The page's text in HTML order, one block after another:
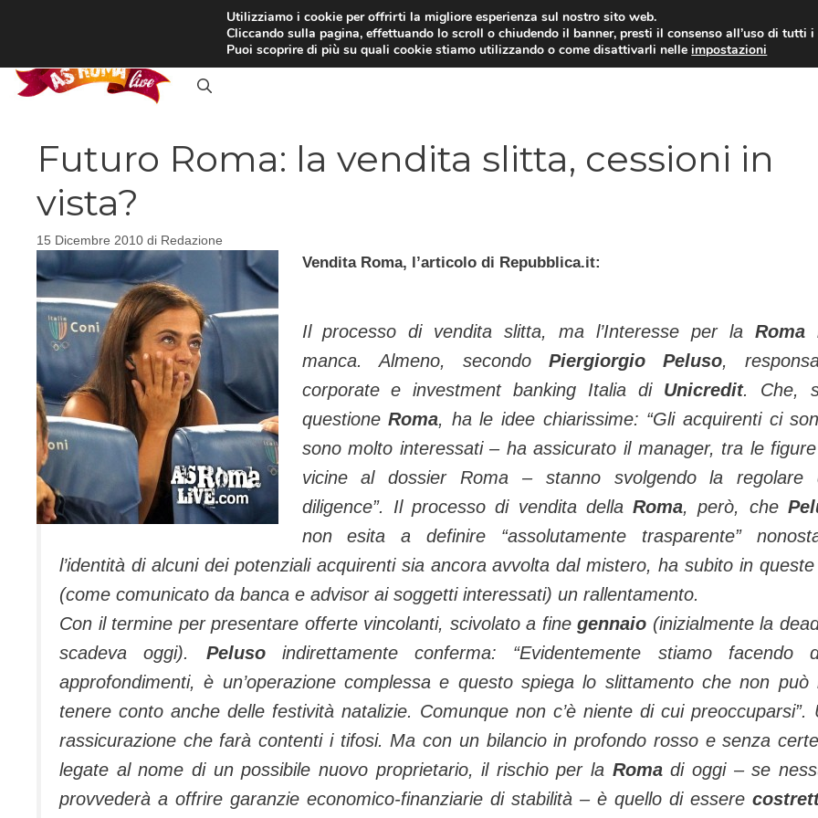
RASSEGNA STAMPA INTERVISTE CALCIOMERCATO CAMPIONATO
Futuro Roma: la vendita slitta, cessioni in
vista?
15 Dicembre 2010 di Redazione
Vendita Roma, l’articolo di Repubblica.it:
Il processo di vendita slitta, ma l’Interesse per laRoma
manca. Almeno, secondo Piergiorgio Peluso,
corporate e investment banking Italia di Unicredit. Che,
questioneRoma, ha le idee chiarissime: “Gli acquirenti ci
sono molto interessati – ha assicurato il manager, tra le
vicine al dossier Roma – stanno svolgendo la regolare
diligence”. Il processo di vendita dellaRoma, però, che
non esita a definire “assolutamente trasparente”
l’identità di alcuni dei potenziali acquirenti sia ancora avvolta dal mistero, ha subito in
(come comunicato da banca e advisor ai soggetti interessati) un rallentamento.
Con il termine per presentare offerte vincolanti, scivolato a finegennaio (inizialmente la
scadeva oggi). Peluso indirettamente conferma: “Evidentemente stiamo facendo
approfondimenti, è un’operazione complessa e questo spiega lo slittamento che non può
tenere conto anche delle festività natalizie. Comunque non c’è niente di cui preoccuparsi”.
rassicurazione che farà contenti i tifosi. Ma con un bilancio in profondo rosso e senza
legate al nome di un possibile nuovo proprietario, il rischio per la Romadi oggi – se
provvederà a offrire garanzie economico-finanziarie di stabilità – è quello di essere
Utilizziamo i cookie per offrirti la migliore esperienza sul nostro sito web.
Cliccando sulla pagina, effettuando lo scroll o chiudendo il banner, presti il consenso all’uso di tutti i
Puoi scoprire di più su quali cookie stiamo utilizzando o come disattivarli nelleimpostazioni